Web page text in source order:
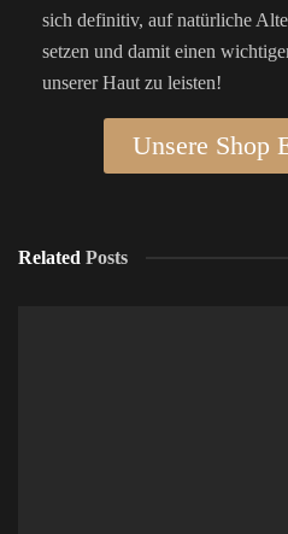
sich definitiv, auf natürliche
setzen und damit einen
unserer Haut zu leisten!
Unsere Shop
Related Posts